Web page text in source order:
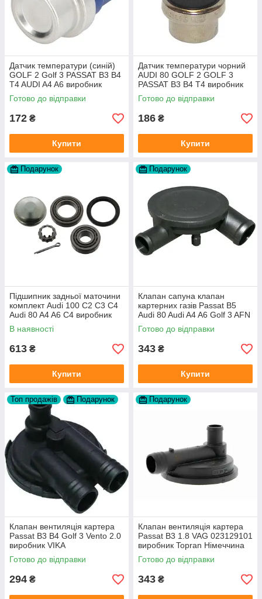
Датчик температури (синій)
GOLF 2 Golf 3 PASSAT B3 B4
T4 AUDI A4 A6 виробник
Topran Німеччина
Готово до відправки
172 ₴
Купити
Датчик температури чорний
AUDI 80 GOLF 2 GOLF 3
PASSAT B3 B4 T4 виробник
TOPRAN Німеччина
Готово до відправки
186 ₴
Купити
Подарунок
Підшипник задньої маточини
комплект Audi 100 C2 C3 C4
Audi 80 A4 A6 C4 виробник
FAG
В наявності
613 ₴
Купити
Подарунок
Клапан сапуна клапан
картерних газів Passat B5
Audi 80 Audi A4 A6 Golf 3 AFN
1Y AAZ 1Z AFF AEY AAZ AHB
AHU
Готово до відправки
343 ₴
Купити
Топ продажів Подарунок
Клапан вентиляція картера
Passat B3 B4 Golf 3 Vento 2.0
виробник VIKA
Готово до відправки
294 ₴
Подарунок
Клапан вентиляція картера
Passat B3 1.8 VAG 023129101
виробник Topran Німеччина
Готово до відправки
343 ₴